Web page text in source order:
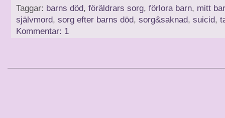
Taggar: barns död, föräldrars sorg, förlora barn, mitt
självmord, sorg efter barns död, sorg&saknad, suicid,
Kommentar: 1